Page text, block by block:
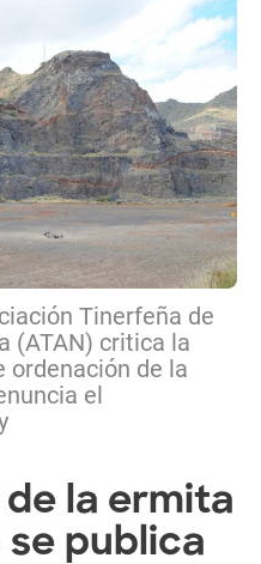
Tinerfeña de
(ATAN) critica la
ordenación de la
el
la ermita
se publica